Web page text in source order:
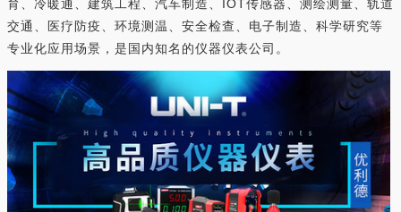
育、冷暖通、建筑工程、汽车制造、IOT传感器、测绘测量、轨道
交通、医疗防疫、环境测温、安全检查、电子制造、科学研究等
专业化应用场景，是国内知名的仪器仪表公司。